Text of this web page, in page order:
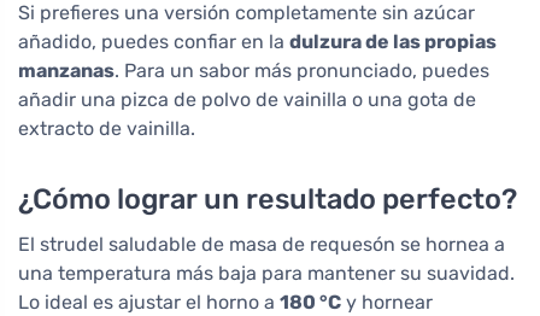
Si prefieres una versión completamente sin azúcar
añadido, puedes confiar en la dulzura de las propias
manzanas. Para un sabor más pronunciado, puedes
añadir una pizca de polvo de vainilla o una gota de
extracto de vainilla.
¿Cómo lograr un resultado perfecto?
El strudel saludable de masa de requesón se hornea a
una temperatura más baja para mantener su suavidad.
Lo ideal es ajustar el horno a 180 °C y hornear